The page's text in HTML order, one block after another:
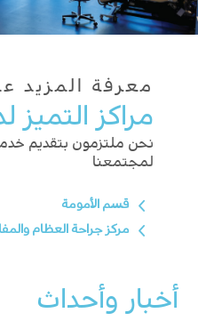
معرفة المزيد
مراكز التميز
نحن ملتزمون بتقديم
لمجتمعنا
قسم الأمومة
مركز جراحة العظام
أخبار وأحداث